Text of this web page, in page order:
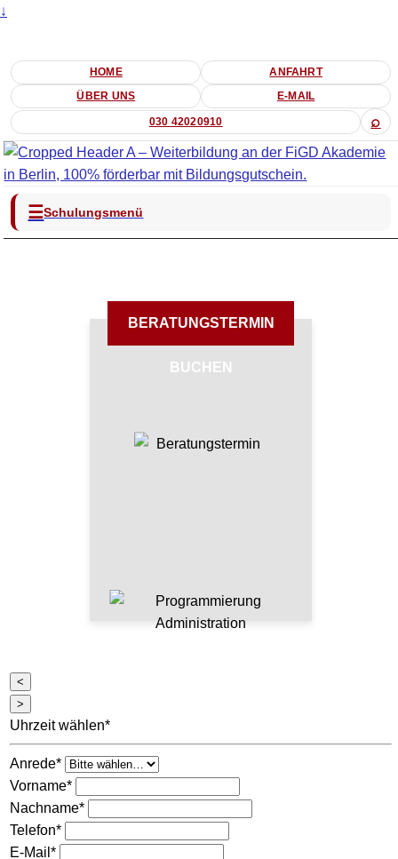
↓
HOME ANFAHRT
ÜBER UNS E-MAIL
030 42020910 ⌕
☰Schulungsmenü
BERATUNGSTERMIN
BUCHEN
<
>
Uhrzeit wählen*
Anrede*
Vorname*
Nachname*
Telefon*
E-Mail*